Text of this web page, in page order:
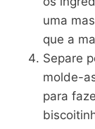
uma
que a
Separe
molde-
para